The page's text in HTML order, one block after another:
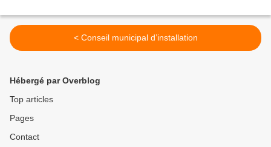
< Conseil municipal d’installation
Hébergé par Overblog
Top articles
Pages
Contact